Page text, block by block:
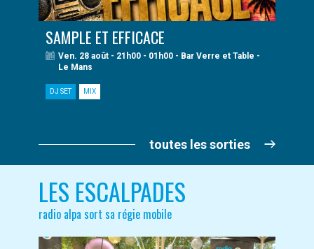
SAMPLE ET EFFICACE
Ven. 28 août - 21h00 - 01h00 - Bar Verre et Table -
Le Mans
DJ SET MIX
toutes les sorties
LES ESCALPADES
radio alpa sort sa régie mobile